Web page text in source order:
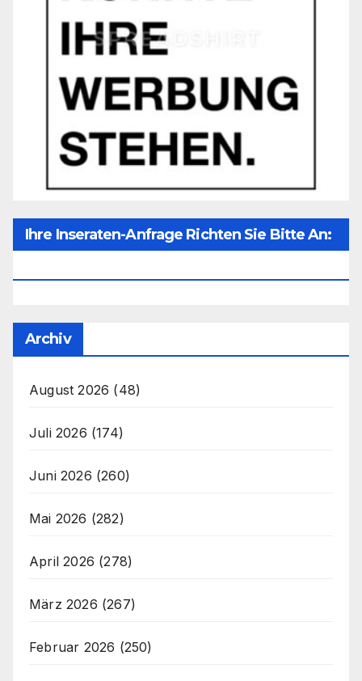
Ihre Inseraten-Anfrage Richten Sie Bitte An:
Archiv
August 2026 (48)
Juli 2026 (174)
Juni 2026 (260)
Mai 2026 (282)
April 2026 (278)
März 2026 (267)
Februar 2026 (250)